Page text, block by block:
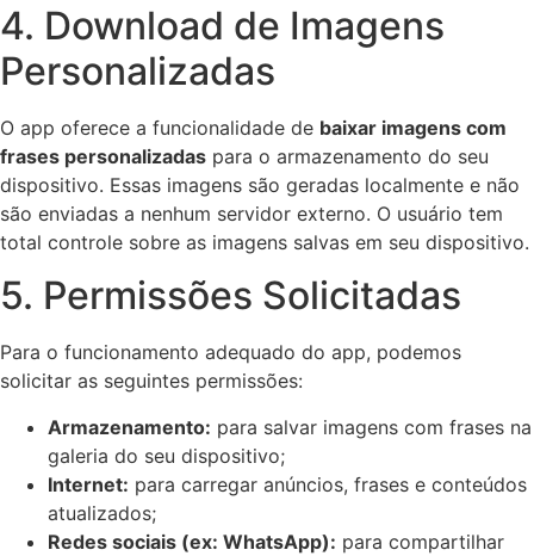
4. Download de Imagens
Personalizadas
O app oferece a funcionalidade de baixar imagens com
frases personalizadas para o armazenamento do seu
dispositivo. Essas imagens são geradas localmente e não
são enviadas a nenhum servidor externo. O usuário tem
total controle sobre as imagens salvas em seu dispositivo.
5. Permissões Solicitadas
Para o funcionamento adequado do app, podemos
solicitar as seguintes permissões:
Armazenamento: para salvar imagens com frases na
galeria do seu dispositivo;
Internet: para carregar anúncios, frases e conteúdos
atualizados;
Redes sociais (ex: WhatsApp): para compartilhar